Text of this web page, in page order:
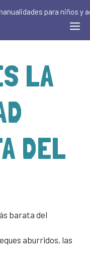
para niños y
LA
DEL
barata del
aburridos, las